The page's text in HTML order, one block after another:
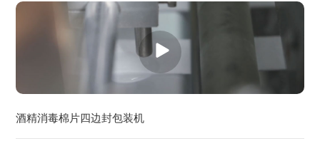
酒精消毒棉片四边封包装机